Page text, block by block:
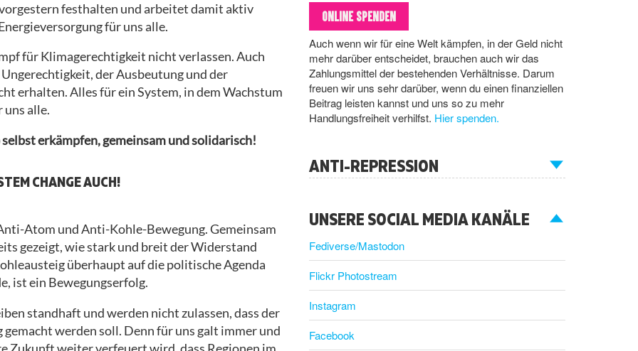
festhalten und arbeitet damit aktiv
für uns alle.
für Klimagerechtigkeit nicht verlassen. Auch
der Ausbeutung und der
erhalten. Alles für ein System, in dem Wachstum
alle.
erkämpfen, gemeinsam und solidarisch!
CHANGE AUCH!
Atom und Anti-Kohle-Bewegung. Gemeinsam
gezeigt, wie stark und breit der Widerstand
überhaupt auf die politische Agenda
ist ein Bewegungserfolg.
standhaft und werden nicht zulassen, dass der
werden soll. Denn für uns galt immer und
ONLINE SPENDEN
Auch wenn wir für eine Welt kämpfen, in der Geld nicht
mehr darüber entscheidet, brauchen auch wir das
Zahlungsmittel der bestehenden Verhältnisse. Darum
freuen wir uns sehr darüber, wenn du einen finanziellen
Beitrag leisten kannst und uns so zu mehr
Handlungsfreiheit verhilfst. Hier spenden.
ANTI-REPRESSION
UNSERE SOCIAL MEDIA KANÄLE
Fediverse/Mastodon
Flickr Photostream
Instagram
Facebook